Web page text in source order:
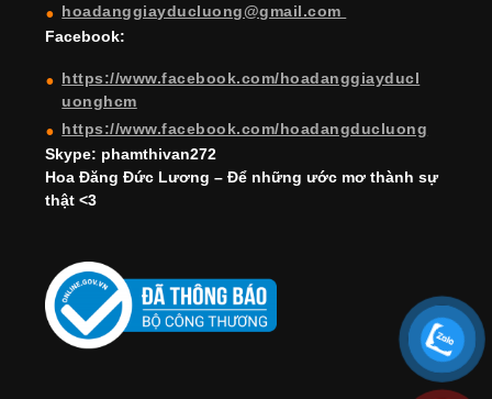
hoadanggiayducluong@gmail.com
Facebook:
https://www.facebook.com/hoadanggiayducl
uonghcm
https://www.facebook.com/hoadangducluong
Skype: phamthivan272
Hoa Đăng Đức Lương – Để những ước mơ thành sự
thật <3